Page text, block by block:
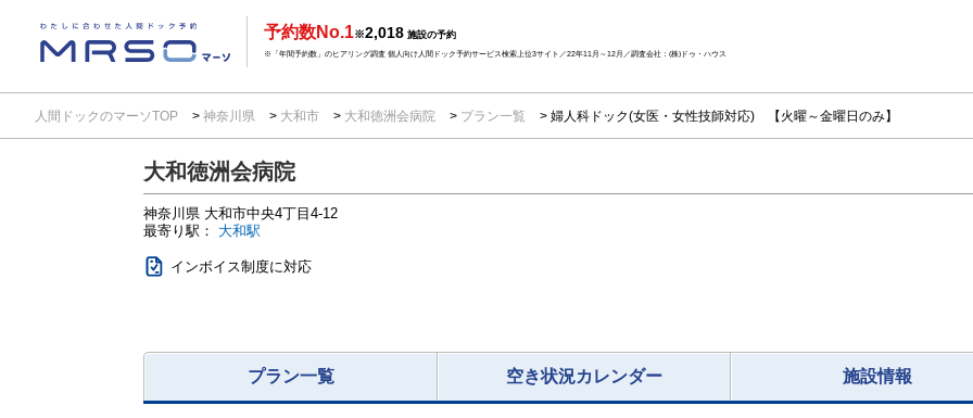
予約数No.1※2,018 施設の予約
※「年間予約数」のヒアリング調査 個人向け人間ドック予約サービス検索上位3サイト／22年11月～12月／調査会社：(株)ドゥ・ハウス
人間ドックのマーソTOP 神奈川県 大和市 大和徳洲会病院 プラン一覧 婦人科ドック(女医・女性技師対応) 【火曜～金曜日のみ】
大和徳洲会病院
神奈川県 大和市中央4丁目4-12
最寄り駅： 大和駅
インボイス制度に対応
プラン一覧 空き状況カレンダー 施設情報